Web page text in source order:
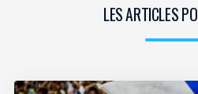
LES ARTICLES